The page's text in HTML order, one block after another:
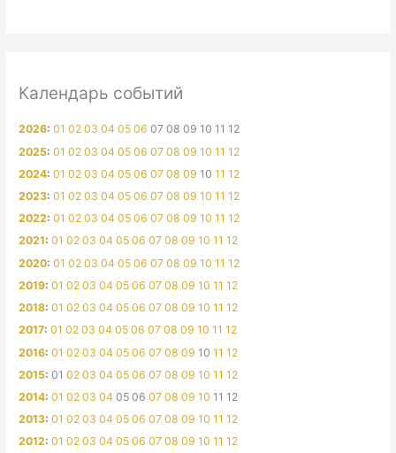
Календарь событий
2026:01 02 03 04 05 06 07 08 09 10 11 12
2025:01 02 03 04 05 06 07 08 09 10 11 12
2024:01 02 03 04 05 06 07 08 09 10 11 12
2023:01 02 03 04 05 06 07 08 09 10 11 12
2022:01 02 03 04 05 06 07 08 09 10 11 12
2021:01 02 03 04 05 06 07 08 09 10 11 12
2020:01 02 03 04 05 06 07 08 09 10 11 12
2019:01 02 03 04 05 06 07 08 09 10 11 12
2018:01 02 03 04 05 06 07 08 09 10 11 12
2017:01 02 03 04 05 06 07 08 09 10 11 12
2016:01 02 03 04 05 06 07 08 09 10 11 12
2015:01 02 03 04 05 06 07 08 09 10 11 12
2014:01 02 03 04 05 06 07 08 09 10 11 12
2013:01 02 03 04 05 06 07 08 09 10 11 12
2012:01 02 03 04 05 06 07 08 09 10 11 12